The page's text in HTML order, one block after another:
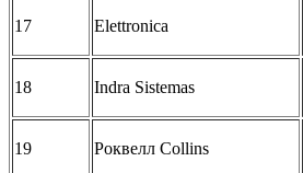
17 Elettronica
18 Indra Sistemas
19 Роквелл Collins